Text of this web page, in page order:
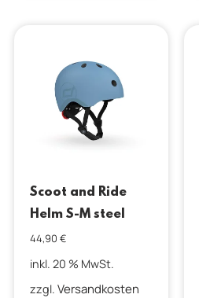
Scoot and Ride
Helm S-M steel
44,90 €
inkl. 20 % MwSt.
zzgl. Versandkosten